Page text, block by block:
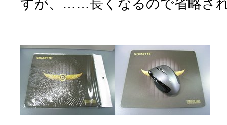
すが、……長くなるので省略さ